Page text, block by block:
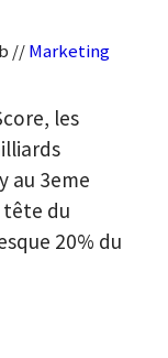
//Marketing
les
au 3eme
tête du
20% du